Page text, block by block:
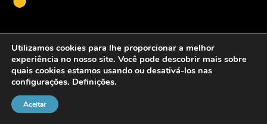
2026 - Personalcob - CNPJ: 12.837.042/0001-60- Todos direitos
Utilizamos cookies para lhe proporcionar a melhor
experiência no nosso site. Você pode descobrir mais sobre
quais cookies estamos usando ou desativá-los nas
configurações. Definições.
Aceitar